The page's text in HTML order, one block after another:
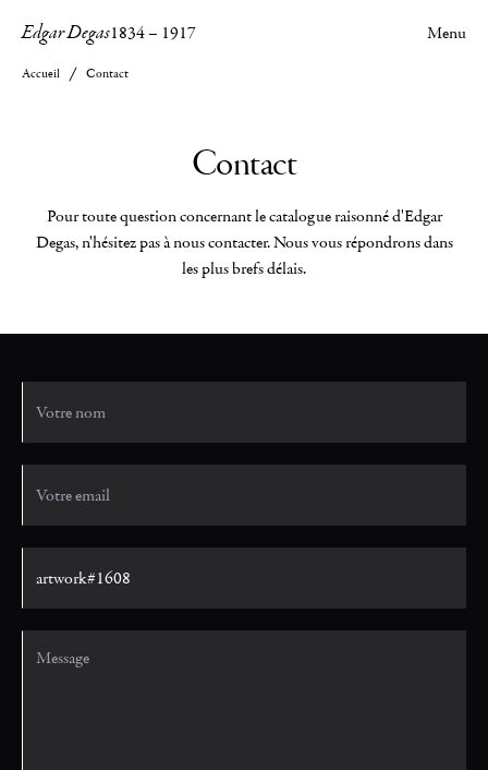
Edgar Degas1834– 1917 Menu
Accueil Contact
Contact
Pour toute question concernant le catalogue raisonné d'Edgar
Degas, n'hésitez pas à nous contacter. Nous vous répondrons dans
les plus brefs délais.